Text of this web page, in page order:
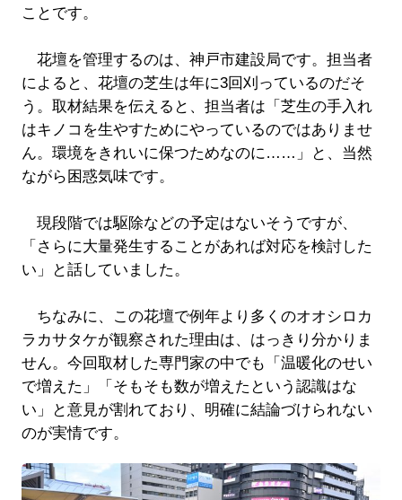
ことです。
花壇を管理するのは、神戸市建設局です。担当者
によると、花壇の芝生は年に3回刈っているのだそ
う。取材結果を伝えると、担当者は「芝生の手入れ
はキノコを生やすためにやっているのではありませ
ん。環境をきれいに保つためなのに……」と、当然
ながら困惑気味です。
現段階では駆除などの予定はないそうですが、
「さらに大量発生することがあれば対応を検討した
い」と話していました。
ちなみに、この花壇で例年より多くのオオシロカ
ラカサタケが観察された理由は、はっきり分かりま
せん。今回取材した専門家の中でも「温暖化のせい
で増えた」「そもそも数が増えたという認識はな
い」と意見が割れており、明確に結論づけられない
のが実情です。